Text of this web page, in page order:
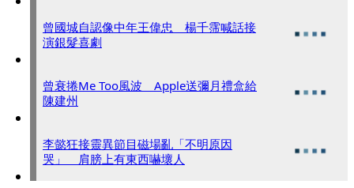
曾國城自認像中年王偉忠 楊千霈喊話接
演銀髮喜劇
曾衰捲Me Too風波 Apple送彌月禮盒給
陳建州
李懿狂接靈異節目磁場亂「不明原因
哭」 肩膀上有東西嚇壞人